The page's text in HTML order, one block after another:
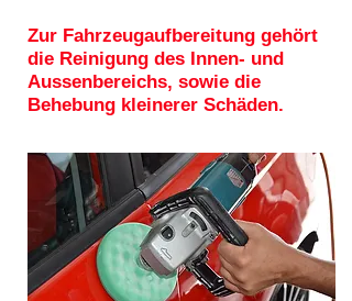
Zur Fahrzeugaufbereitung gehört
die Reinigung des Innen- und
Aussenbereichs, sowie die
Behebung kleinerer Schäden.